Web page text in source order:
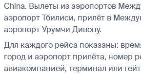
China. Вылеты из аэропортов
аэропорт Тбилиси, прилёт в
аэропорт Урумчи Дивопу.
Для каждого рейса показаны:
город и аэропорт прилёта, номер
авиакомпанией, терминал или